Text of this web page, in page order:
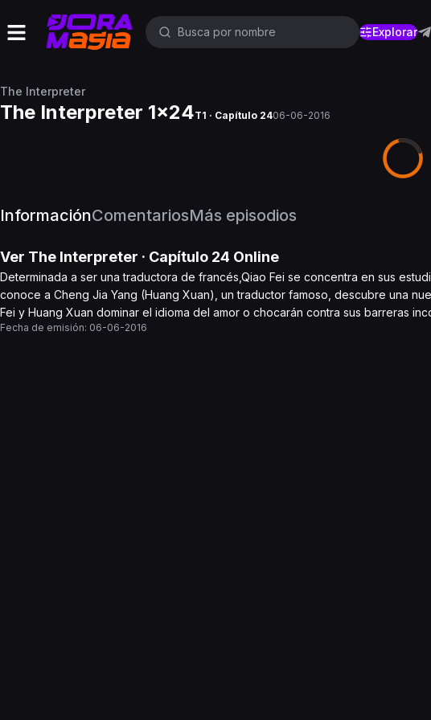
Explorar
The Interpreter
The Interpreter 1x24T1 · Capítulo 2406-06-2016
InformaciónComentariosMás episodios
Ver The Interpreter · Capítulo 24 Online
Determinada a ser una traductora de francés,Qiao Fei se concentra en sus
conoce a Cheng Jia Yang (Huang Xuan), un traductor famoso, descubre una
Fei y Huang Xuan dominar el idioma del amor o chocarán contra sus barreras
Fecha de emisión: 06-06-2016